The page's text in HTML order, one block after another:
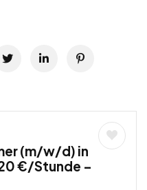
(m/w/d) in
€/Stunde –